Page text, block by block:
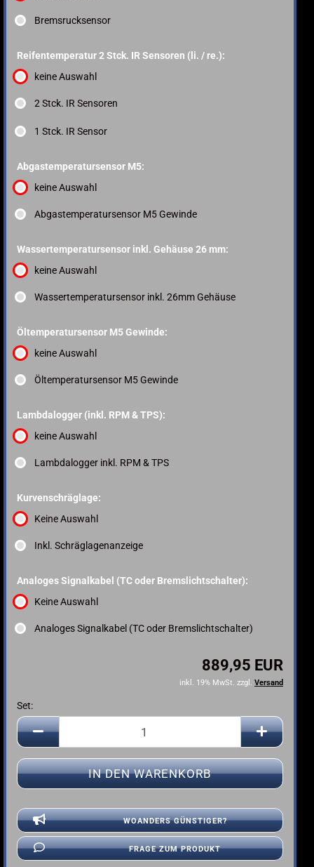
Bremsrucksensor
Reifentemperatur 2 Stck. IR Sensoren (li. / re.):
keine Auswahl
2 Stck. IR Sensoren
1 Stck. IR Sensor
Abgastemperatursensor M5:
keine Auswahl
Abgastemperatursensor M5 Gewinde
Wassertemperatursensor inkl. Gehäuse 26 mm:
keine Auswahl
Wassertemperatursensor inkl. 26mm Gehäuse
Öltemperatursensor M5 Gewinde:
keine Auswahl
Öltemperatursensor M5 Gewinde
Lambdalogger (inkl. RPM & TPS):
keine Auswahl
Lambdalogger inkl. RPM & TPS
Kurvenschräglage:
Keine Auswahl
Inkl. Schräglagenanzeige
Analoges Signalkabel (TC oder Bremslichtschalter):
Keine Auswahl
Analoges Signalkabel (TC oder Bremslichtschalter)
889,95 EUR
inkl. 19% MwSt. zzgl. Versand
Set:
Set
WOANDERS GÜNSTIGER?
FRAGE ZUM PRODUKT